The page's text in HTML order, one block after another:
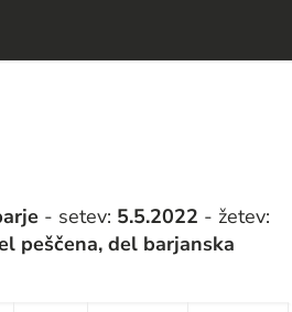
- setev: 5.5.2022 - žetev:
peščena, del barjanska